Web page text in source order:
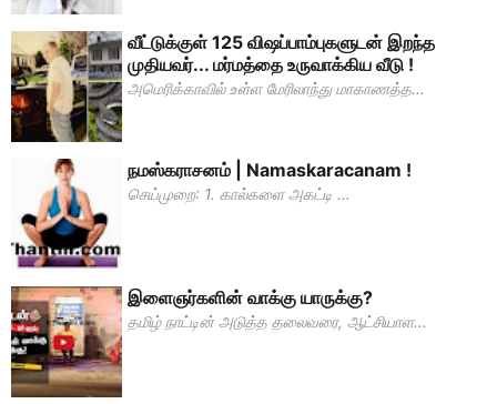
வீட்டுக்குள் 125 விஷப்பாம்புகளுடன் இறந்த
முதியவர்... மர்மத்தை உருவாக்கிய வீடு !
அமெரிக்காவில் உள்ள மேரிலாந்து மாகாணத்த...
நமஸ்கராசனம் | Namaskaracanam !
செய்முறை: 1. கால்களை அகட்டி ...
இளைஞர்களின் வாக்கு யாருக்கு?
தமிழ் நாட்டின் அடுத்த தலைவரை, ஆட்சியாள...